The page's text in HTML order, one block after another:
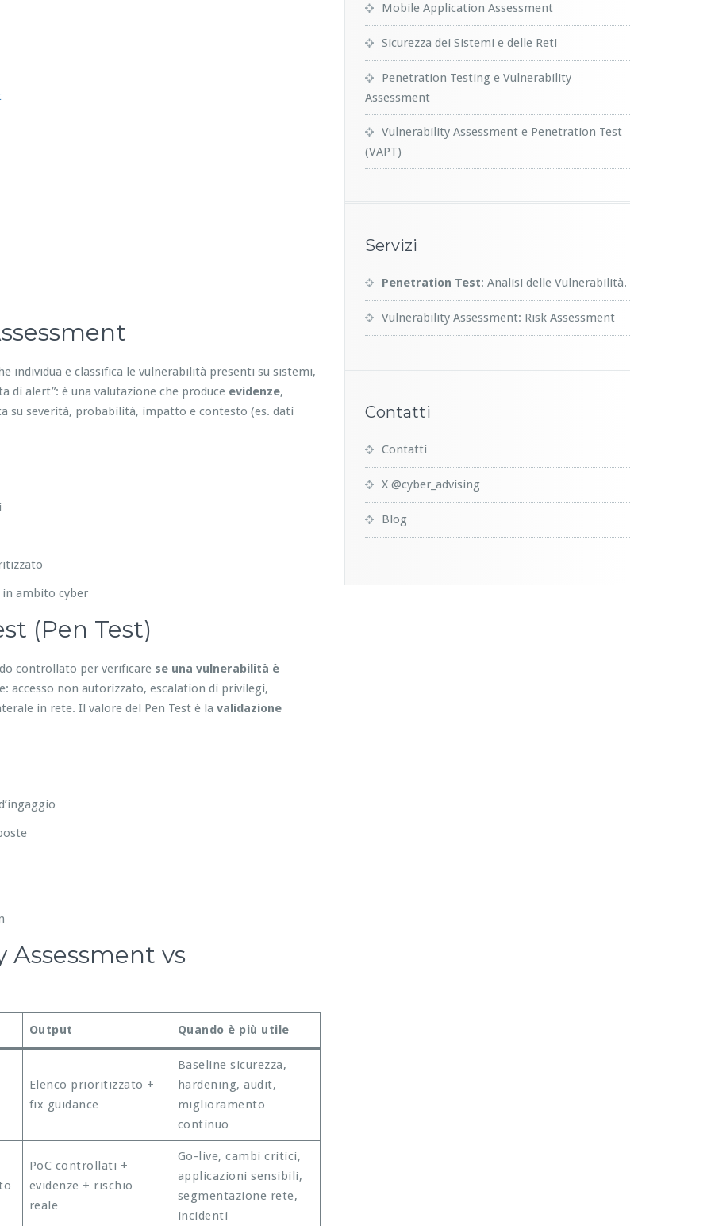
individua e classifica le vulnerabilità presenti su sistemi,
di alert”: è una valutazione che produce evidenze,
su severità, probabilità, impatto e contesto (es. dati
ambito cyber
(Pen Test)
controllato per verificare se una vulnerabilità è
accesso non autorizzato, escalation di privilegi,
in rete. Il valore del Pen Test è la validazione
vs
Output Quando è più utile
Elenco prioritizzato +
fix guidance
Baseline sicurezza,
hardening, audit,
miglioramento
continuo
PoC controllati +
evidenze + rischio
reale
Go-live, cambi critici,
applicazioni sensibili,
segmentazione rete,
incidenti
Mobile Application Assessment
Sicurezza dei Sistemi e delle Reti
Penetration Testing e Vulnerability
Assessment
Vulnerability Assessment e Penetration Test
(VAPT)
Servizi
Penetration Test: Analisi delle Vulnerabilità.
Vulnerability Assessment: Risk Assessment
Contatti
Contatti
X @cyber_advising
Blog